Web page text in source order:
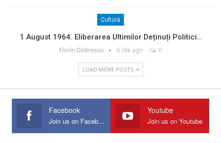
Cultură
1 August 1964. Eliberarea Ultimilor Deținuți Politici…
Florin Dobrescu 6 zile ago 0
LOAD MORE POSTS
Facebook
Join us on Facebook
Youtube
Join us on Youtube